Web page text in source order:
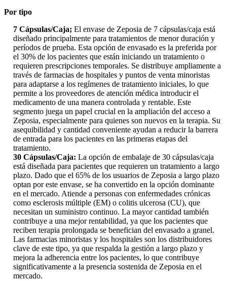
Por tipo
7 Cápsulas/Caja; El envase de Zeposia de 7 cápsulas/caja está
diseñado principalmente para tratamientos de menor duración y
períodos de prueba. Esta opción de envasado es la preferida por
el 30% de los pacientes que están iniciando un tratamiento o
requieren prescripciones temporales. Se distribuye ampliamente a
través de farmacias de hospitales y puntos de venta minoristas
para adaptarse a los regímenes de tratamiento iniciales, lo que
permite a los proveedores de atención médica introducir el
medicamento de una manera controlada y rentable. Este
segmento juega un papel crucial en la ampliación del acceso a
Zeposia, especialmente para quienes son nuevos en la terapia. Su
asequibilidad y cantidad conveniente ayudan a reducir la barrera
de entrada para los pacientes en las primeras etapas del
tratamiento.
30 Cápsulas/Caja: La opción de embalaje de 30 cápsulas/caja
está diseñada para pacientes que requieren un tratamiento a largo
plazo. Dado que el 65% de los usuarios de Zeposia a largo plazo
optan por este envase, se ha convertido en la opción dominante
en el mercado. Atiende a personas con enfermedades crónicas
como esclerosis múltiple (EM) o colitis ulcerosa (CU), que
necesitan un suministro continuo. La mayor cantidad también
contribuye a una mejor rentabilidad, ya que los pacientes que
reciben terapia prolongada se benefician del envasado a granel.
Las farmacias minoristas y los hospitales son los distribuidores
clave de este tipo, ya que respalda la gestión a largo plazo y
mejora la adherencia entre los pacientes, lo que contribuye
significativamente a la presencia sostenida de Zeposia en el
mercado.